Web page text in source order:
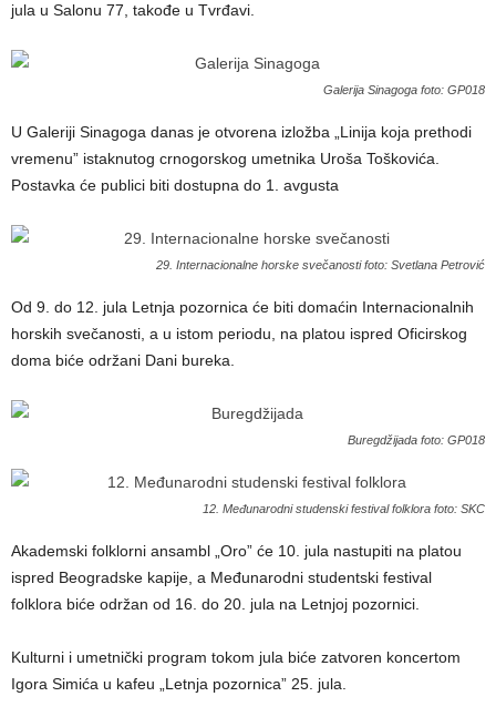
jula u Salonu 77, takođe u Tvrđavi.
Galerija Sinagoga foto: GP018
U Galeriji Sinagoga danas je otvorena izložba „Linija koja prethodi
vremenu” istaknutog crnogorskog umetnika Uroša Toškovića.
Postavka će publici biti dostupna do 1. avgusta
29. Internacionalne horske svečanosti foto: Svetlana Petrović
Od 9. do 12. jula Letnja pozornica će biti domaćin Internacionalnih
horskih svečanosti, a u istom periodu, na platou ispred Oficirskog
doma biće održani Dani bureka.
Buregdžijada foto: GP018
12. Međunarodni studenski festival folklora foto: SKC
Akademski folklorni ansambl „Oro” će 10. jula nastupiti na platou
ispred Beogradske kapije, a Međunarodni studentski festival
folklora biće održan od 16. do 20. jula na Letnjoj pozornici.
Kulturni i umetnički program tokom jula biće zatvoren koncertom
Igora Simića u kafeu „Letnja pozornica” 25. jula.